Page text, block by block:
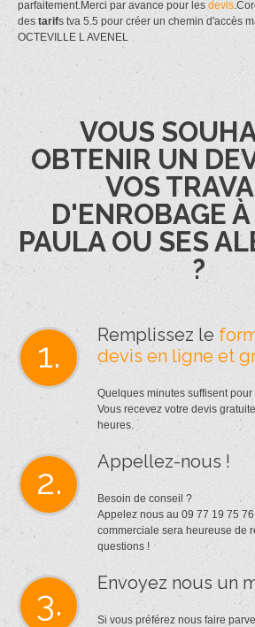
parfaitement.Merci par avance pour les devis
des tarifs tva 5.5 pour créer un chemin d'accès
OCTEVILLE L AVENEL
VOUS
OBTENIR UN
VOS
D'ENROBAGE
PAULA OU SES
?
1. Remplissez le
devis en ligne et
Quelques minutes suffisent pour
Vous recevez votre devis
heures.
2. Appellez-nous !
Besoin de conseil ?
Appelez nous au 09 77 19 75
commerciale sera heureuse de
questions !
3. Envoyez nous un
Si vous préférez nous faire